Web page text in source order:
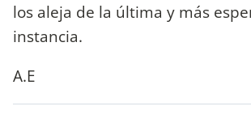
los aleja de la última y más
instancia.
A.E